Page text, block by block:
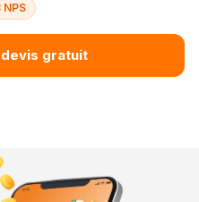
devis gratuit